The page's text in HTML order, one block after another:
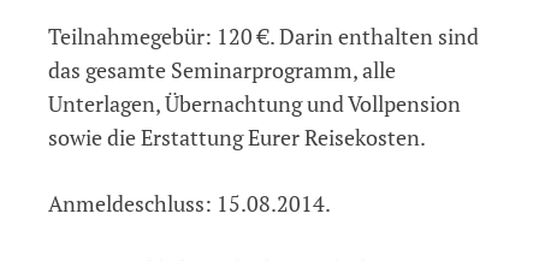
Teilnahmegebür: 120 €. Darin enthalten sind
das gesamte Seminarprogramm, alle
Unterlagen, Übernachtung und Vollpension
sowie die Erstattung Eurer Reisekosten.
Anmeldeschluss: 15.08.2014.